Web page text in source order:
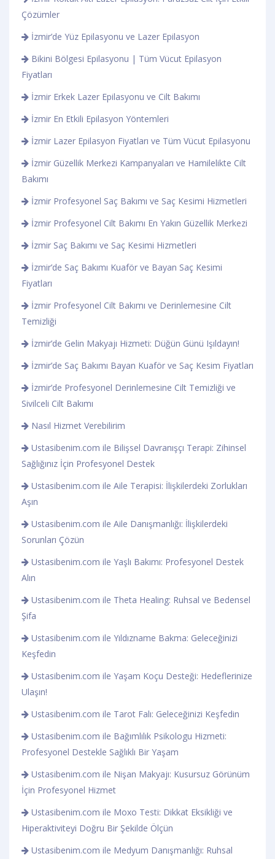
Çözümler
İzmir’de Yüz Epilasyonu ve Lazer Epilasyon
Bikini Bölgesi Epilasyonu | Tüm Vücut Epilasyon
Fiyatları
İzmir Erkek Lazer Epilasyonu ve Cilt Bakımı
İzmir En Etkili Epilasyon Yöntemleri
İzmir Lazer Epilasyon Fiyatları ve Tüm Vücut Epilasyonu
İzmir Güzellik Merkezi Kampanyaları ve Hamilelikte Cilt
Bakımı
İzmir Profesyonel Saç Bakımı ve Saç Kesimi Hizmetleri
İzmir Profesyonel Cilt Bakımı En Yakın Güzellik Merkezi
İzmir Saç Bakımı ve Saç Kesimi Hizmetleri
İzmir’de Saç Bakımı Kuaför ve Bayan Saç Kesimi
Fiyatları
İzmir Profesyonel Cilt Bakımı ve Derinlemesine Cilt
Temizliği
İzmir’de Gelin Makyajı Hizmeti: Düğün Günü Işıldayın!
İzmir’de Saç Bakımı Bayan Kuaför ve Saç Kesim Fiyatları
İzmir’de Profesyonel Derinlemesine Cilt Temizliği ve
Sivilceli Cilt Bakımı
Nasıl Hizmet Verebilirim
Ustasibenim.com ile Bilişsel Davranışçı Terapi: Zihinsel
Sağlığınız İçin Profesyonel Destek
Ustasibenim.com ile Aile Terapisi: İlişkilerdeki Zorlukları
Aşın
Ustasibenim.com ile Aile Danışmanlığı: İlişkilerdeki
Sorunları Çözün
Ustasibenim.com ile Yaşlı Bakımı: Profesyonel Destek
Alın
Ustasibenim.com ile Theta Healing: Ruhsal ve Bedensel
Şifa
Ustasibenim.com ile Yıldızname Bakma: Geleceğinizi
Keşfedin
Ustasibenim.com ile Yaşam Koçu Desteği: Hedeflerinize
Ulaşın!
Ustasibenim.com ile Tarot Falı: Geleceğinizi Keşfedin
Ustasibenim.com ile Bağımlılık Psikologu Hizmeti:
Profesyonel Destekle Sağlıklı Bir Yaşam
Ustasibenim.com ile Nişan Makyajı: Kusursuz Görünüm
İçin Profesyonel Hizmet
Ustasibenim.com ile Moxo Testi: Dikkat Eksikliği ve
Hiperaktiviteyi Doğru Bir Şekilde Ölçün
Ustasibenim.com ile Medyum Danışmanlığı: Ruhsal